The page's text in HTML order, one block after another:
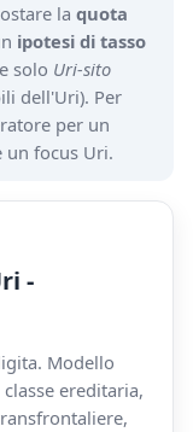
la quota
ipotesi di tasso
solo Uri-sito
dell'Uri). Per
per un
focus Uri.
-
Modello
ereditaria,